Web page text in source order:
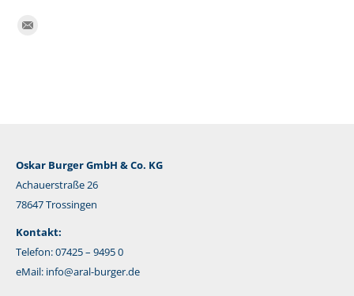
Finden Sie uns auf:
Oskar Burger GmbH & Co. KG
Achauerstraße 26
78647 Trossingen
Kontakt:
Telefon: 07425 – 9495 0
eMail: info@aral-burger.de